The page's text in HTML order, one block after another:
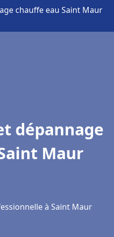
chauffe eau Saint Maur
dépannage
Maur
à Saint Maur